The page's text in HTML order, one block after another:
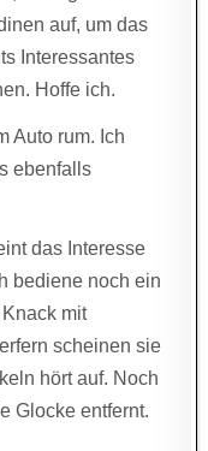
auf, um das
Interessantes
Hoffe ich.
Auto rum. Ich
ebenfalls
das Interesse
bediene noch ein
mit
scheinen sie
hört auf. Noch
Glocke entfernt.